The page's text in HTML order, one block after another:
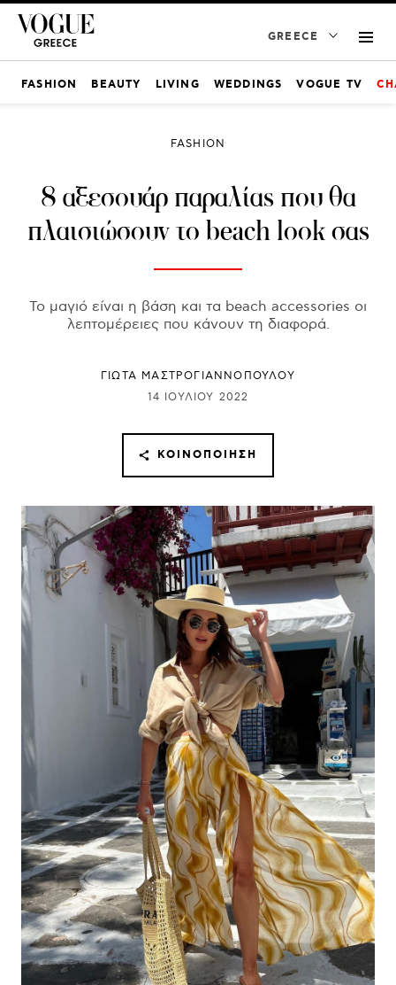
GREECE
FASHION BEAUTY LIVING WEDDINGS VOGUE TV
FASHION
8 αξεσουάρ παραλίας που θα
πλαισιώσουν το beach look σας
Το μαγιό είναι η βάση και τα beach accessories οι
λεπτομέρειες που κάνουν τη διαφορά.
ΓΙΩΤΑ ΜΑΣΤΡΟΓΙΑΝΝΟΠΟΥΛΟΥ
14 ΙΟΥΛΊΟΥ 2022
ΚΟΙΝΟΠΟΊΗΣΗ